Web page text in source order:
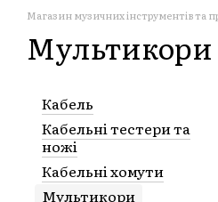
Магазин музичних інструментів та
Мультикори
Кабель
Кабельні тестери та
ножі
Кабельні хомути
Мультикори